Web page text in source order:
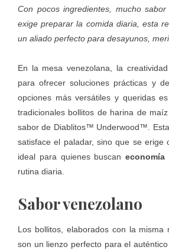
Con pocos ingredientes, mucho
exige preparar la comida diaria, esta
un aliado perfecto para desayunos,
En la mesa venezolana, la
para ofrecer soluciones prácticas y
opciones más versátiles y queridas
tradicionales bollitos de harina de
sabor de Diablitos™ Underwood™.
satisface el paladar, sino que se erige
ideal para quienes buscan economía
rutina diaria.
Sabor venezolano
Los bollitos, elaborados con la misma
son un lienzo perfecto para el